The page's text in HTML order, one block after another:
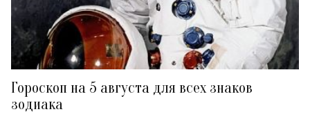
Гороскоп на 5 августа для всех знаков
зодиака